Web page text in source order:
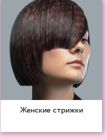
Женские стрижки